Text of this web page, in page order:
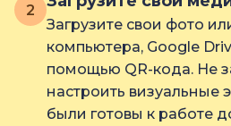
2
Загрузите свои фото
компьютера, Google
помощью QR-кода. Не
настроить визуальные
были готовы к работе